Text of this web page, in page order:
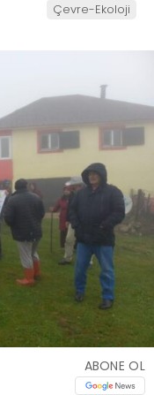
Çevre-Ekoloji
ABONE OL